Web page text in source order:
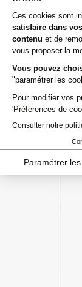
Notre équipe de
meilleur choix
disponibles soit
ou directement
Une fois votre
de manière
paiements sont
Il ne reste plus
notre entrepôt.
mettons à
est souvent
millions de